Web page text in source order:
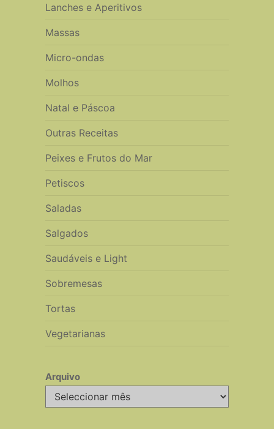
Lanches e Aperitivos
Massas
Micro-ondas
Molhos
Natal e Páscoa
Outras Receitas
Peixes e Frutos do Mar
Petiscos
Saladas
Salgados
Saudáveis e Light
Sobremesas
Tortas
Vegetarianas
Arquivo
Arquivo